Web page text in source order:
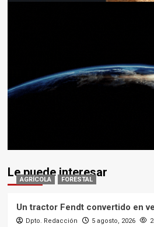
Le puede interesar
AGRÍCOLA FORESTAL
Un tractor Fendt convertido en
Dpto. Redacción 5 agosto, 2026